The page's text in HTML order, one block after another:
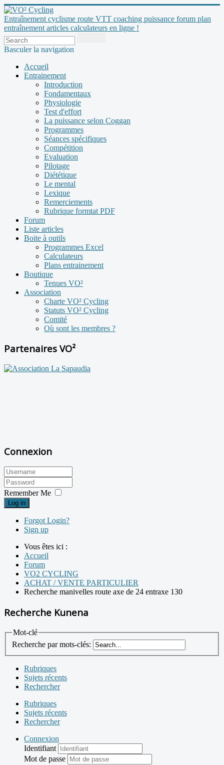
Entraînement cyclisme route VTT coaching puissance forum plan
entraînement articles calculateurs en ligne !
Basculer la navigation
Accueil
Entrainement
Introduction
Fondamentaux
Physiologie
Test d'effort
La puissance selon Coggan
Programmes
Séances spécifiques
Compétition
Evaluation
Pilotage
Diététique
Le mental
Lexique
Remerciements
Rubrique formtat PDF
Forum
Liste articles
Boite à outils
Programmes Excel
Calculateurs
Plans entrainement
Boutique
Tenues VO²
Association
Charte VO² Cycling
Statuts VO² Cycling
Comité
Où sont les membres ?
Partenaires VO²
Connexion
Remember Me
Log in
Forgot Login?
Sign up
Vous êtes ici :
Accueil
Forum
VO2 CYCLING
ACHAT / VENTE PARTICULIER
Recherche manivelles route axe de 24 entraxe 130
Recherche Kunena
Mot-clé
Recherche par mots-clés:
Rubriques
Sujets récents
Rechercher
Rubriques
Sujets récents
Rechercher
Connexion
Identifiant
Mot de passe